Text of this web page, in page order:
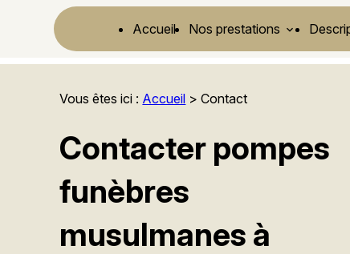
Accueil Nos prestations
Vous êtes ici : Accueil > Contact
Contacter pompes
funèbres
musulmanes à
Panneau de gestion des cookies